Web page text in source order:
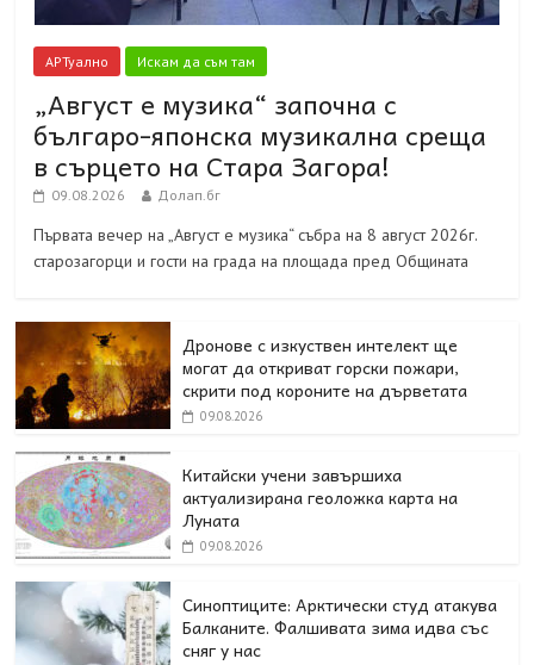
АРТуално Искам да съм там
„Август е музика“ започна с
българо-японска музикална среща
в сърцето на Стара Загора!
09.08.2026 Долап.бг
Първата вечер на „Август е музика“ събра на 8 август 2026г.
старозагорци и гости на града на площада пред Общината
Дронове с изкуствен интелект ще
могат да откриват горски пожари,
скрити под короните на дърветата
09.08.2026
Китайски учени завършиха
актуализирана геоложка карта на
Луната
09.08.2026
Синоптиците: Арктически студ атакува
Балканите. Фалшивата зима идва със
сняг у нас